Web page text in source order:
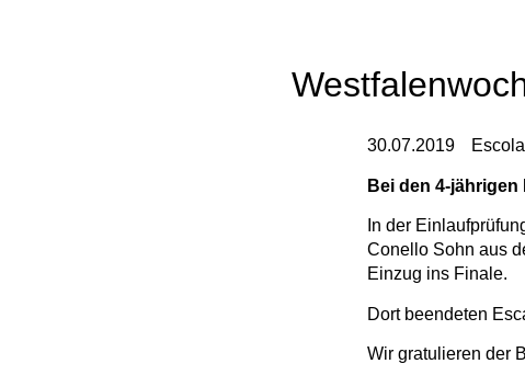
30.07.2019
Bei den 4-
In der
Conello Sohn aus
Einzug ins Finale.
Dort beendeten
Wir gratulieren der